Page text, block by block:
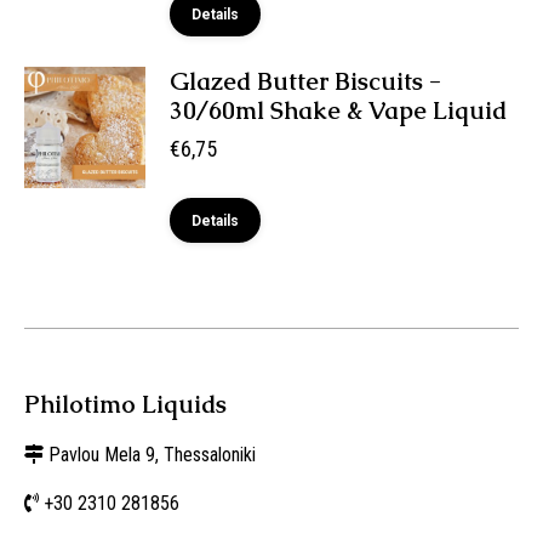
Details
Glazed Butter Biscuits -
30/60ml Shake & Vape Liquid
€6,75
Details
Philotimo Liquids
Pavlou Mela 9, Thessaloniki
+30 2310 281856